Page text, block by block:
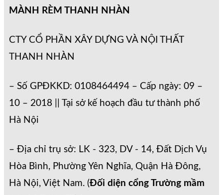
MÀNH RÈM THANH NHÀN
CTY CỔ PHẦN XÂY DỰNG VÀ NỘI THẤT
THANH NHÀN
– Số GPĐKKD: 0108464494 – Cấp ngày: 09 –
10 – 2018 || Tại sở kế hoạch đầu tư thành phố
Hà Nội
– Địa chỉ trụ sở: LK - 323, DV - 14, Đất Dịch Vụ
Hòa Bình, Phường Yên Nghĩa, Quận Hà Đông,
Hà Nội, Việt Nam. (Đối diện cổng Trường mầm